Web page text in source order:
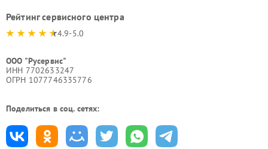
Рейтинг сервисного центра
4.9-5.0
ООО "Русервис"
ИНН 7702633247
ОГРН 1077746335776
Поделиться в соц. сетях: